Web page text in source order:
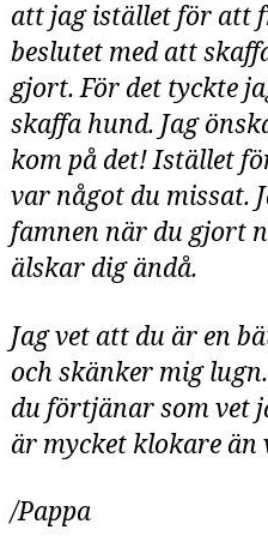
att jag istället för att
beslutet med att
gjort. För det tyckte
skaffa hund. Jag
kom på det! Istället
var något du missat.
famnen när du gjort
älskar dig ändå.
Jag vet att du är en
och skänker mig
du förtjänar som vet
är mycket klokare än
/Pappa